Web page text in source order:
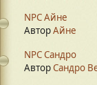
NPC Айне
АвторАйне
NPC Сандро
АвторСандро